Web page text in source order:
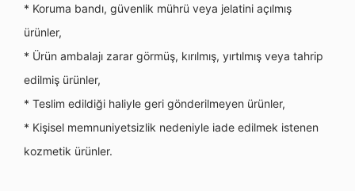
* Koruma bandı, güvenlik mührü veya jelatini açılmış
ürünler,
* Ürün ambalajı zarar görmüş, kırılmış, yırtılmış veya tahrip
edilmiş ürünler,
* Teslim edildiği haliyle geri gönderilmeyen ürünler,
* Kişisel memnuniyetsizlik nedeniyle iade edilmek istenen
kozmetik ürünler.